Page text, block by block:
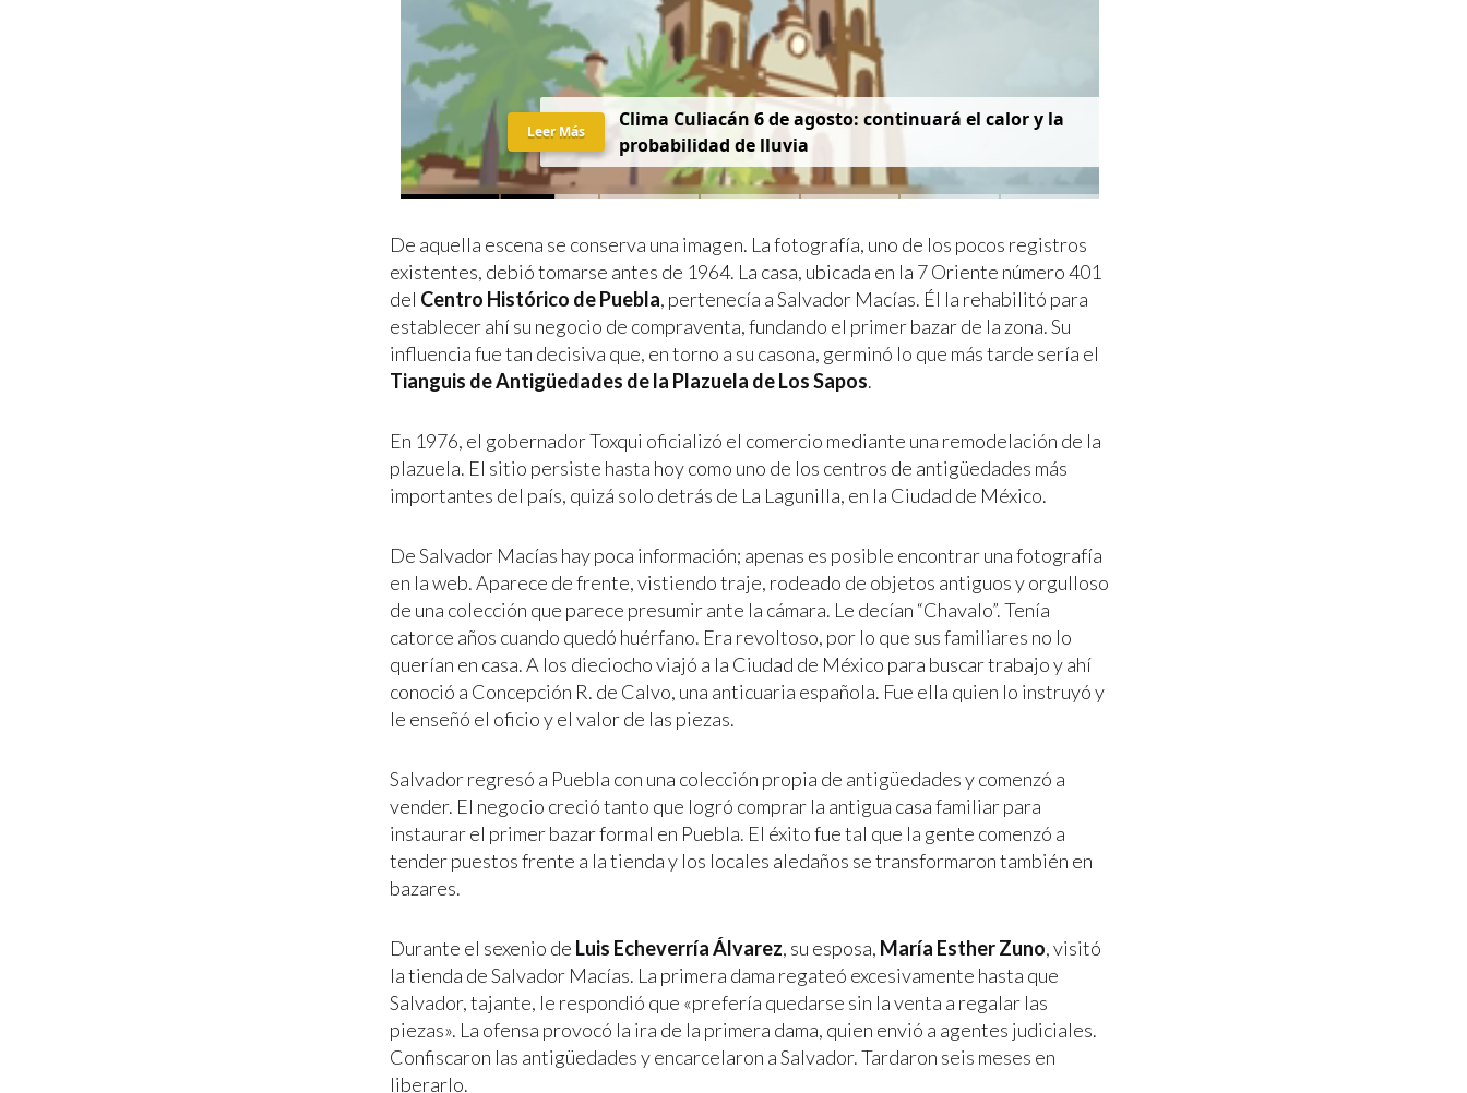
Clima Culiacán 6 de agosto: continuará el calor y la
probabilidad de lluvia
Leer Más
De aquella escena se conserva una imagen. La fotografía, uno de los pocos registros
existentes, debió tomarse antes de 1964. La casa, ubicada en la 7 Oriente número 401
del Centro Histórico de Puebla, pertenecía a Salvador Macías. Él la rehabilitó para
establecer ahí su negocio de compraventa, fundando el primer bazar de la zona. Su
influencia fue tan decisiva que, en torno a su casona, germinó lo que más tarde sería el
Tianguis de Antigüedades de la Plazuela de Los Sapos.
En 1976, el gobernador Toxqui oficializó el comercio mediante una remodelación de la
plazuela. El sitio persiste hasta hoy como uno de los centros de antigüedades más
importantes del país, quizá solo detrás de La Lagunilla, en la Ciudad de México.
De Salvador Macías hay poca información; apenas es posible encontrar una fotografía
en la web. Aparece de frente, vistiendo traje, rodeado de objetos antiguos y orgulloso
de una colección que parece presumir ante la cámara. Le decían “Chavalo”. Tenía
catorce años cuando quedó huérfano. Era revoltoso, por lo que sus familiares no lo
querían en casa. A los dieciocho viajó a la Ciudad de México para buscar trabajo y ahí
conoció a Concepción R. de Calvo, una anticuaria española. Fue ella quien lo instruyó y
le enseñó el oficio y el valor de las piezas.
Salvador regresó a Puebla con una colección propia de antigüedades y comenzó a
vender. El negocio creció tanto que logró comprar la antigua casa familiar para
instaurar el primer bazar formal en Puebla. El éxito fue tal que la gente comenzó a
tender puestos frente a la tienda y los locales aledaños se transformaron también en
bazares.
Durante el sexenio de Luis Echeverría Álvarez, su esposa, María Esther Zuno, visitó
la tienda de Salvador Macías. La primera dama regateó excesivamente hasta que
Salvador, tajante, le respondió que «prefería quedarse sin la venta a regalar las
piezas». La ofensa provocó la ira de la primera dama, quien envió a agentes judiciales.
Confiscaron las antigüedades y encarcelaron a Salvador. Tardaron seis meses en
liberarlo.